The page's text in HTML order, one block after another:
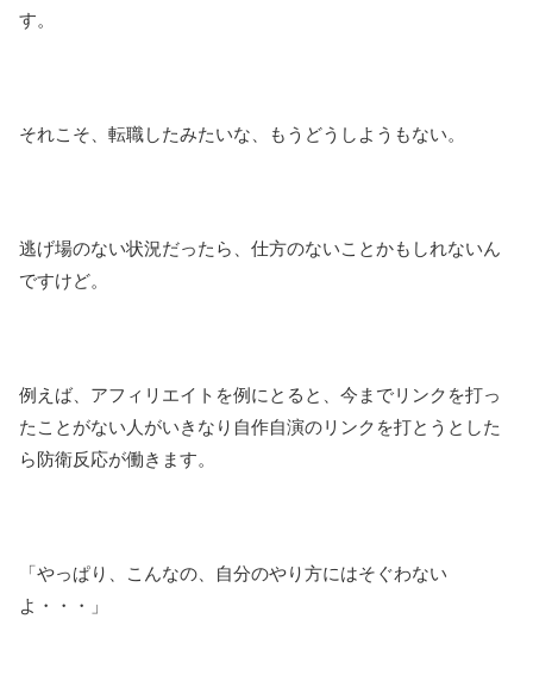
す。
それこそ、転職したみたいな、もうどうしようもない。
逃げ場のない状況だったら、仕方のないことかもしれないん
ですけど。
例えば、アフィリエイトを例にとると、今までリンクを打っ
たことがない人がいきなり自作自演のリンクを打とうとした
ら防衛反応が働きます。
「やっぱり、こんなの、自分のやり方にはそぐわない
よ・・・」